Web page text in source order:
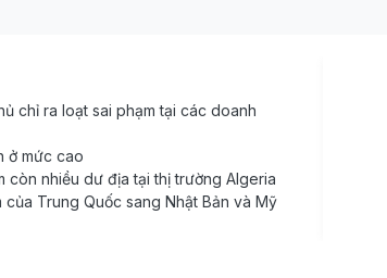
chỉ ra loạt sai phạm tại các doanh
ở mức cao
còn nhiều dư địa tại thị trường Algeria
của Trung Quốc sang Nhật Bản và Mỹ